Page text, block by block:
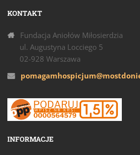
KONTAKT
Fundacja Aniołów Miłosierdzia
ul. Augustyna Locciego 5
02-928 Warszawa
INFORMACJE